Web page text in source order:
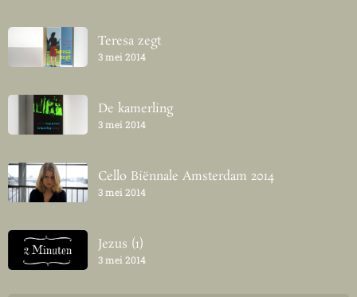
Teresa zegt
3 mei 2014
De kamerling
3 mei 2014
Cello Biënnale Amsterdam 2014
3 mei 2014
Jezus (1)
3 mei 2014